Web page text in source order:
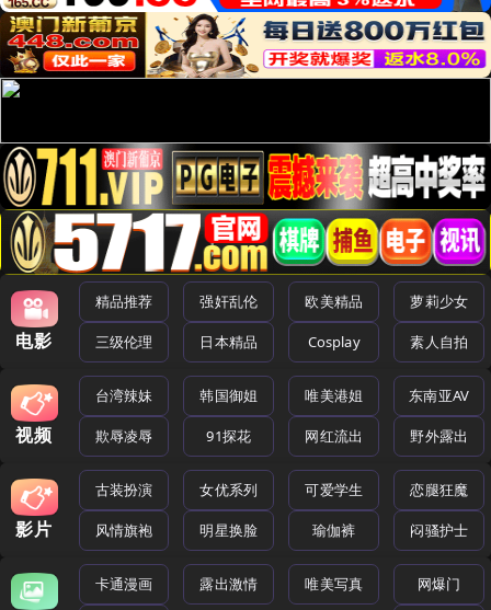
电影
精品推荐 强奸乱伦 欧美精品 萝莉少女
三级伦理 日本精品 Cosplay 素人自拍
视频
台湾辣妹 韩国御姐 唯美港姐 东南亚AV
欺辱凌辱 91探花 网红流出 野外露出
影片
古装扮演 女优系列 可爱学生 恋腿狂魔
风情旗袍 明星换脸 瑜伽裤 闷骚护士
卡通漫画 露出激情 唯美写真 网爆门